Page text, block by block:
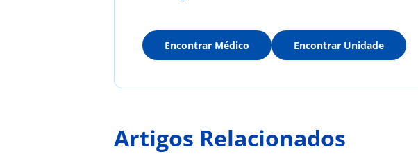
Encontrar Médico Encontrar Unidade
Artigos Relacionados